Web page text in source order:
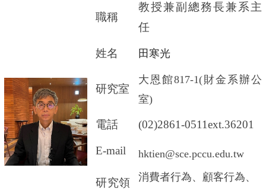
職稱
教授兼副總務長兼系主
任
姓名 田寒光
研究室
大恩館817-1(財金系辦公
室)
電話 (02)2861-0511ext.36201
E-mail hktien@sce.pccu.edu.tw
研究領 消費者行為、顧客行為、